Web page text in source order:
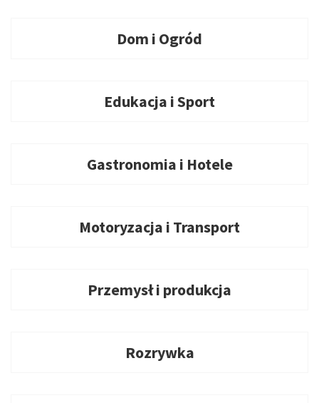
Dom i Ogród
Edukacja i Sport
Gastronomia i Hotele
Motoryzacja i Transport
Przemysł i produkcja
Rozrywka